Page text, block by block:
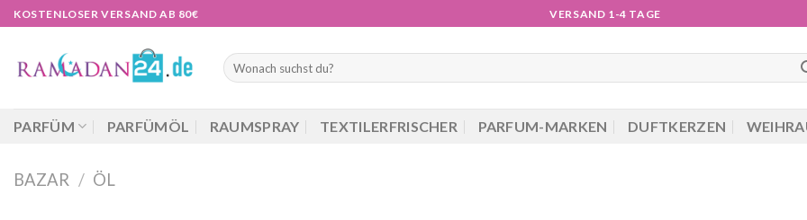
Zum
Inhalt
KOSTENLOSER VERSAND AB 80€ VERSAND 1-4 TAGE
Suchen
nach:
PARFÜM PARFÜMÖL RAUMSPRAY TEXTILERFRISCHER PARFUM-MARKEN DUFTKERZEN
BAZAR / ÖL